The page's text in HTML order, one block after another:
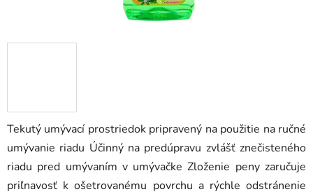
Tekutý umývací prostriedok pripravený na použitie na ručné
umývanie riadu Účinný na predúpravu zvlášť znečisteného
riadu pred umývaním v umývačke Zloženie peny zaručuje
priľnavosť k ošetrovanému povrchu a rýchle odstránenie